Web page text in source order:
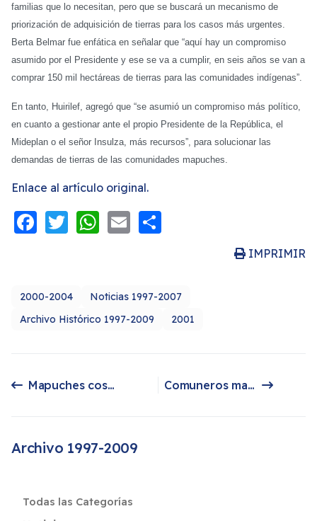
familias que lo necesitan, pero que se buscará un mecanismo de
priorización de adquisición de tierras para los casos más urgentes.
Berta Belmar fue enfática en señalar que “aquí hay un compromiso
asumido por el Presidente y ese se va a cumplir, en seis años se van a
comprar 150 mil hectáreas de tierras para las comunidades indígenas”.
En tanto, Huirilef, agregó que “se asumió un compromiso más político,
en cuanto a gestionar ante el propio Presidente de la República, el
Mideplan o el señor Insulza, más recursos”, para solucionar las
demandas de tierras de las comunidades mapuches.
Enlace al artículo original.
Facebook
Twitter
WhatsApp
Email
IMPRIMIR
2000-2004
Noticias 1997-2007
Archivo Histórico 1997-2009
2001
Mapuches cosechan trigo en fundo tomado
Artículo siguiente: Comuneros mapuches serán recibidos hoy por intendenta de la IX Región
Comuneros mapuches serán recibidos hoy por intendenta de la IX Región
Archivo 1997-2009
Todas las Categorías